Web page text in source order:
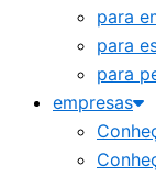
para
para
para
empresas